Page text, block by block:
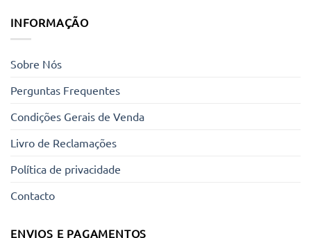
INFORMAÇÃO
Sobre Nós
Perguntas Frequentes
Condições Gerais de Venda
Livro de Reclamações
Política de privacidade
Contacto
ENVIOS E PAGAMENTOS